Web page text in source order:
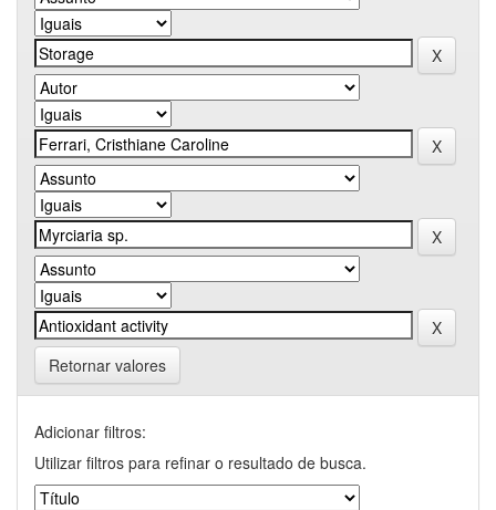
Retornar valores
Adicionar filtros:
Utilizar filtros para refinar o resultado de busca.